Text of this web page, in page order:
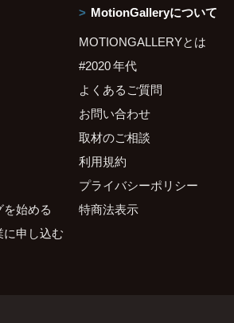
始める
申し込む
MotionGalleryについて
MOTIONGALLERYとは
#2020 年代
よくあるご質問
お問い合わせ
取材のご相談
利用規約
プライバシーポリシー
特商法表示